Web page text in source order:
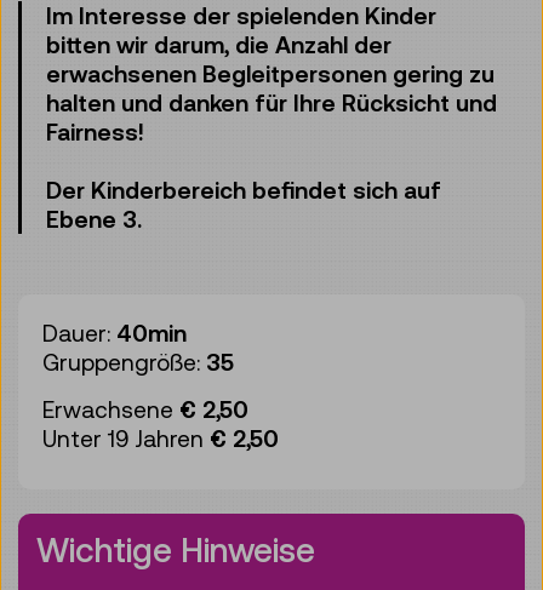
Im Interesse der spielenden Kinder
bitten wir darum, die Anzahl der
erwachsenen Begleitpersonen gering zu
halten und danken für Ihre Rücksicht und
Fairness!
Der Kinderbereich befindet sich auf
Ebene 3.
Dauer: 40min
Gruppengröße: 35
Erwachsene € 2,50
Unter 19 Jahren € 2,50
Wichtige Hinweise